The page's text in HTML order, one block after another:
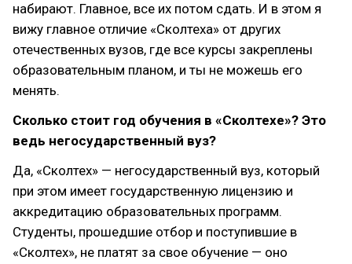
набирают. Главное, все их потом сдать. И в этом я
вижу главное отличие «Сколтеха» от других
отечественных вузов, где все курсы закреплены
образовательным планом, и ты не можешь его
менять.
Сколько стоит год обучения в «Сколтехе»? Это
ведь негосударственный вуз?
Да, «Сколтех» — негосударственный вуз, который
при этом имеет государственную лицензию и
аккредитацию образовательных программ.
Студенты, прошедшие отбор и поступившие в
«Сколтех», не платят за свое обучение — оно